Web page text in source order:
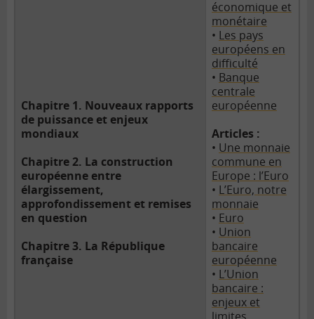
Chapitre 1. Nouveaux rapports
de puissance et enjeux
mondiaux
Chapitre 2. La construction
européenne entre
élargissement,
approfondissement et remises
en question
Chapitre 3. La République
française
économique et
monétaire
• Les pays
européens en
difficulté
• Banque
centrale
européenne
Articles :
• Une monnaie
commune en
Europe : l’Euro
• L’Euro, notre
monnaie
• Euro
• Union
bancaire
européenne
• L’Union
bancaire :
enjeux et